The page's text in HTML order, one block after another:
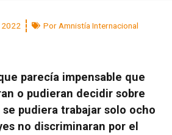
2022 Por Amnistía Internacional
parecía impensable que
o pudieran decidir sobre
pudiera trabajar solo ocho
no discriminaran por el